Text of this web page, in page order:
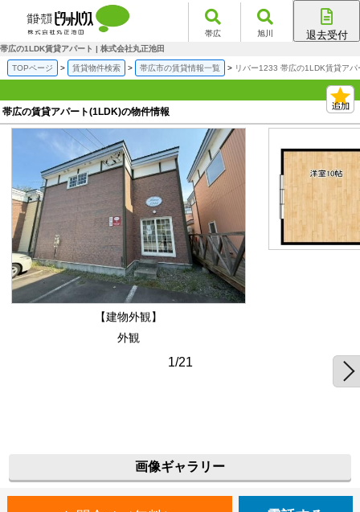
帯広 旭川 退去受付
帯広の1LDK賃貸アパート | 株式会社丸正池田
TOPページ 賃貸物件検索 帯広市の賃貸情報一覧 リバー1233 帯広の1LDK賃貸アパ
帯広の賃貸アパート(1LDK)の物件情報
【建物外観】
外観
1/21
画像ギャラリー